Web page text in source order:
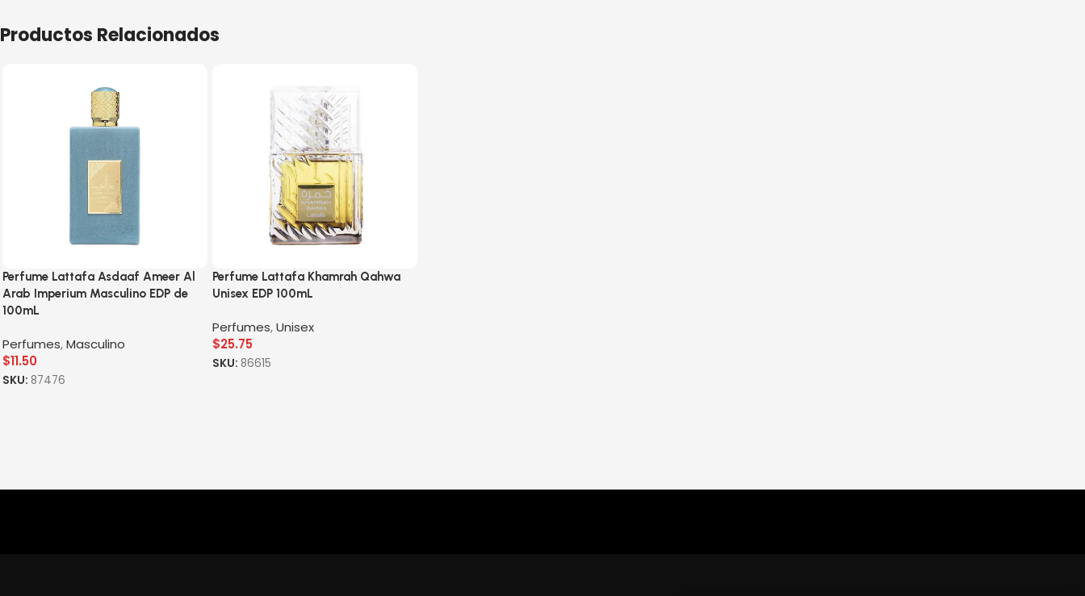
Productos Relacionados
Perfume Lattafa Asdaaf Ameer Al
Arab Imperium Masculino EDP de
100mL
Perfumes,Masculino
$11.50
SKU: 87476
Perfume Lattafa Khamrah Qahwa
Unisex EDP 100mL
Perfumes,Unisex
$25.75
SKU: 86615